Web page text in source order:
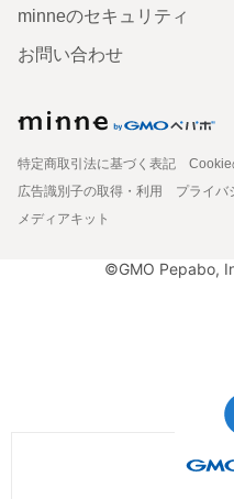
minneのセキュリティ
お問い合わせ
特定商取引法に基づく表記
Cookie
広告識別子の取得・利用
プライバ
メディアキット
©GMO Pepabo,